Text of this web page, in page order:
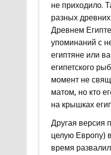
не приходило.
разных
Древнем
упоминаний с
египтяне или
египетского
момент не
матом, но кто
на крышках
Другая версия
целую Европу)
время